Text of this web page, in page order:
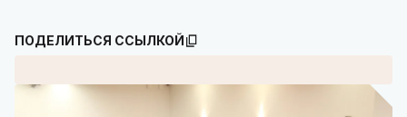
ПОДЕЛИТЬСЯ ССЫЛКОЙ